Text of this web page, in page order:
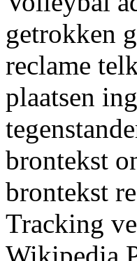
getrokken
reclame
plaatsen
brontekst
brontekst
Tracking
Wikipedia